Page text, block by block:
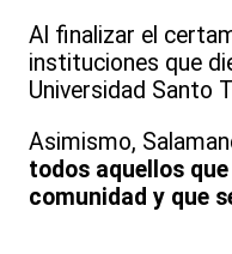
Al finalizar el
instituciones que
Universidad Santo
Asimismo,
todos aquellos
comunidad y que